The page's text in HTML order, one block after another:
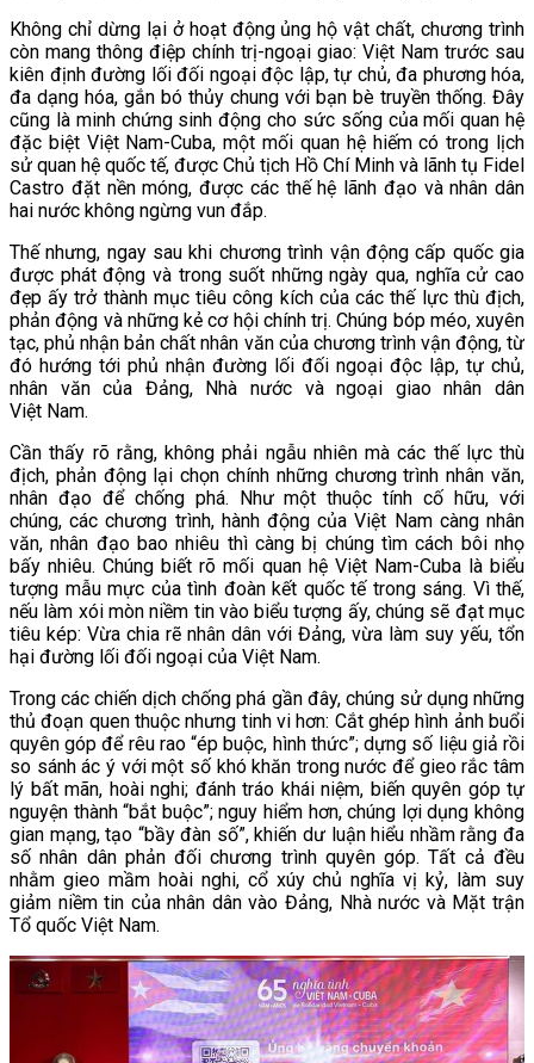
Không chỉ dừng lại ở hoạt động ủng hộ vật chất, chương trình
còn mang thông điệp chính trị-ngoại giao: Việt Nam trước sau
kiên định đường lối đối ngoại độc lập, tự chủ, đa phương hóa,
đa dạng hóa, gắn bó thủy chung với bạn bè truyền thống. Đây
cũng là minh chứng sinh động cho sức sống của mối quan hệ
đặc biệt Việt Nam-Cuba, một mối quan hệ hiếm có trong lịch
sử quan hệ quốc tế, được Chủ tịch Hồ Chí Minh và lãnh tụ Fidel
Castro đặt nền móng, được các thế hệ lãnh đạo và nhân dân
hai nước không ngừng vun đắp.
Thế nhưng, ngay sau khi chương trình vận động cấp quốc gia
được phát động và trong suốt những ngày qua, nghĩa cử cao
đẹp ấy trở thành mục tiêu công kích của các thế lực thù địch,
phản động và những kẻ cơ hội chính trị. Chúng bóp méo, xuyên
tạc, phủ nhận bản chất nhân văn của chương trình vận động, từ
đó hướng tới phủ nhận đường lối đối ngoại độc lập, tự chủ,
nhân văn của Đảng, Nhà nước và ngoại giao nhân dân
Việt Nam.
Cần thấy rõ rằng, không phải ngẫu nhiên mà các thế lực thù
địch, phản động lại chọn chính những chương trình nhân văn,
nhân đạo để chống phá. Như một thuộc tính cố hữu, với
chúng, các chương trình, hành động của Việt Nam càng nhân
văn, nhân đạo bao nhiêu thì càng bị chúng tìm cách bôi nhọ
bấy nhiêu. Chúng biết rõ mối quan hệ Việt Nam-Cuba là biểu
tượng mẫu mực của tình đoàn kết quốc tế trong sáng. Vì thế,
nếu làm xói mòn niềm tin vào biểu tượng ấy, chúng sẽ đạt mục
tiêu kép: Vừa chia rẽ nhân dân với Đảng, vừa làm suy yếu, tổn
hại đường lối đối ngoại của Việt Nam.
Trong các chiến dịch chống phá gần đây, chúng sử dụng những
thủ đoạn quen thuộc nhưng tinh vi hơn: Cắt ghép hình ảnh buổi
quyên góp để rêu rao “ép buộc, hình thức”; dựng số liệu giả rồi
so sánh ác ý với một số khó khăn trong nước để gieo rắc tâm
lý bất mãn, hoài nghi; đánh tráo khái niệm, biến quyên góp tự
nguyện thành “bắt buộc”; nguy hiểm hơn, chúng lợi dụng không
gian mạng, tạo “bầy đàn số”, khiến dư luận hiểu nhầm rằng đa
số nhân dân phản đối chương trình quyên góp. Tất cả đều
nhằm gieo mầm hoài nghi, cổ xúy chủ nghĩa vị kỷ, làm suy
giảm niềm tin của nhân dân vào Đảng, Nhà nước và Mặt trận
Tổ quốc Việt Nam.